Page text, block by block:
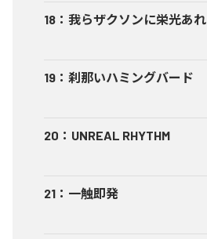
18 ： 我らザクソンに栄光あれ
19 ： 刹那いハミングバード
20 ： UNREAL RHYTHM
21 ： 一触即発